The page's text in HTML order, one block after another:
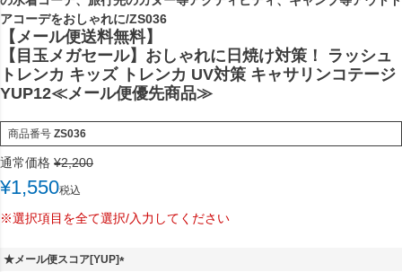
アコーデをおしゃれに/ZS036
【メール便送料無料】
【目玉メガセール】おしゃれに日焼け対策！ ラッシュ
トレンカ キッズ トレンカ UV対策 キャサリンコテージ
YUP12≪メール便優先商品≫
商品番号 ZS036
通常価格 ¥2,200
¥1,550税込
※選択項目を全て選択/入力してください
★メール便スコア[YUP]